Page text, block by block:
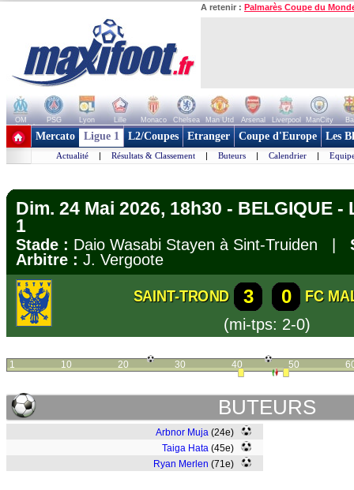
A retenir : Palmarès Coupe du
OM PSG Lyon Lille Monaco Chelsea Man Utd Arsenal Liverpool ManCity
+ de clubs
Mercato Ligue 1 L2/Coupes Etranger Coupe d'Europe Les
Actualité | Résultats & Classement | Buteurs | Calendrier |
Dim. 24 Mai 2026, 18h30 - BELGIQUE
1
Stade : Daio Wasabi Stayen à Sint-Truiden |
Arbitre : J. Vergoote
SAINT-TROND 3 0
FC
(mi-tps: 2-0)
1 10 20 30 40 50
BUTEURS
Arbnor Muja (24e)
Taiga Hata (45e)
Ryan Merlen (71e)